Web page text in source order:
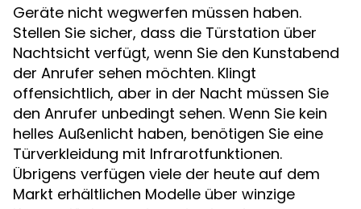
Geräte nicht wegwerfen müssen haben.
Stellen Sie sicher, dass die Türstation über
Nachtsicht verfügt, wenn Sie den Kunstabend
der Anrufer sehen möchten. Klingt
offensichtlich, aber in der Nacht müssen Sie
den Anrufer unbedingt sehen. Wenn Sie kein
helles Außenlicht haben, benötigen Sie eine
Türverkleidung mit Infrarotfunktionen.
Übrigens verfügen viele der heute auf dem
Markt erhältlichen Modelle über winzige